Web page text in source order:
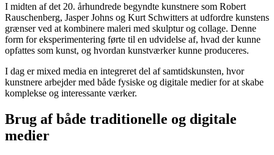
I midten af det 20. århundrede begyndte kunstnere som Robert
Rauschenberg, Jasper Johns og Kurt Schwitters at udfordre kunstens
grænser ved at kombinere maleri med skulptur og collage. Denne
form for eksperimentering førte til en udvidelse af, hvad der kunne
opfattes som kunst, og hvordan kunstværker kunne produceres.
I dag er mixed media en integreret del af samtidskunsten, hvor
kunstnere arbejder med både fysiske og digitale medier for at skabe
komplekse og interessante værker.
Brug af både traditionelle og digitale
medier